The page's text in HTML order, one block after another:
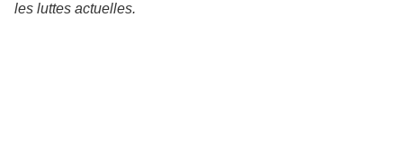
les luttes actuelles.